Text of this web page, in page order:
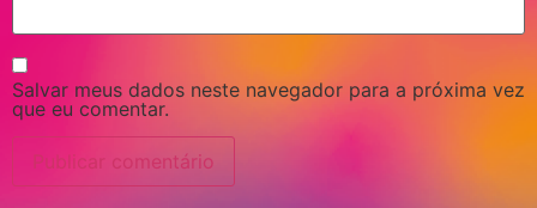
Salvar meus dados neste navegador para a próxima vez
que eu comentar.